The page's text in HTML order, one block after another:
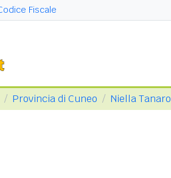
Fiscale
Provincia di Cuneo Niella Tanaro